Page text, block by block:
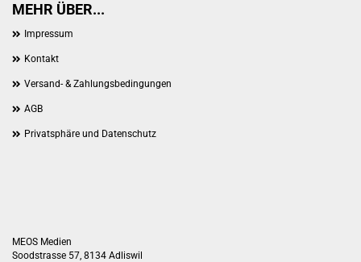
MEHR ÜBER...
Impressum
Kontakt
Versand- & Zahlungsbedingungen
AGB
Privatsphäre und Datenschutz
MEOS Medien
Soodstrasse 57, 8134 Adliswil